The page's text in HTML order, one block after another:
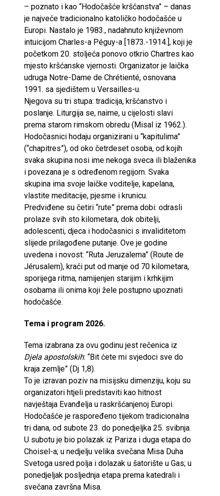
– poznato i kao “Hodočašće kršćanstva” – danas
je najveće tradicionalno katoličko hodočašće u
Europi. Nastalo je 1983., nadahnuto književnom
intuicijom Charles-a Péguy-a [1873.-1914.], koji je
početkom 20. stoljeća ponovo otkrio Chartres kao
mjesto kršćanske vjernosti. Organizator je laička
udruga Notre-Dame de Chrétienté, osnovana
1991. sa sjedištem u Versailles-u.
Njegova su tri stupa: tradicija, kršćanstvo i
poslanje. Liturgija se, naime, u cijelosti slavi
prema starom rimskom obredu (Misal iz 1962.).
Hodočasnici hodaju organizirani u “kapitulima”
(“chapitres”), od oko četrdeset osoba, od kojih
svaka skupina nosi ime nekoga sveca ili blaženika
i povezana je s određenom regijom. Svaka
skupina ima svoje laičke voditelje, kapelana,
vlastite meditacije, pjesme i krunicu.
Predviđene su četiri “rute” prema dobi: odrasli
prolaze svih sto kilometara, dok obitelji,
adolescenti, djeca i hodočasnici s invaliditetom
slijede prilagođene putanje. Ove je godine
uvedena i novost: “Ruta Jeruzalema” (Route de
Jérusalem), kraći put od manje od 70 kilometara,
sporijega ritma, namijenjen starijim i krhkijim
osobama ili onima koji žele postupno upoznati
hodočašće.
Tema i program 2026.
Tema izabrana za ovu godinu jest rečenica iz
Djela apostolskih: “Bit ćete mi svjedoci sve do
kraja zemlje” (Dj 1,8).
To je izravan poziv na misijsku dimenziju, koju su
organizatori htjeli predstaviti kao hitnost
navještaja Evanđelja u raskršćanjenoj Europi.
Hodočašće je raspoređeno tijekom tradicionalna
tri dana, od subote 23. do ponedjeljka 25. svibnja.
U subotu je bio polazak iz Pariza i duga etapa do
Choisel-a; u nedjelju velika svečana Misa Duha
Svetoga usred polja i dolazak u šatorište u Gas; u
ponedjeljak posljednja etapa prema katedrali i
svečana završna Misa.